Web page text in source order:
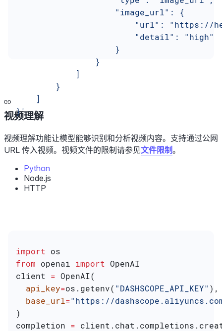
                    "image_url": {
"url": "https://
                        "detail": "high"
                    }
                }
            ]
        }
    ]
}'
视频理解
视频理解功能让模型能够识别和分析视频内容。支持通过公网
URL 传入视频。视频文件的限制请参见文件限制。
Python
Node.js
HTTP
import os
from openai import OpenAI
client = OpenAI(
  api_key
=os.getenv( "DASHSCOPE_API_KEY" ),
  base_url
="https://
)
completion =